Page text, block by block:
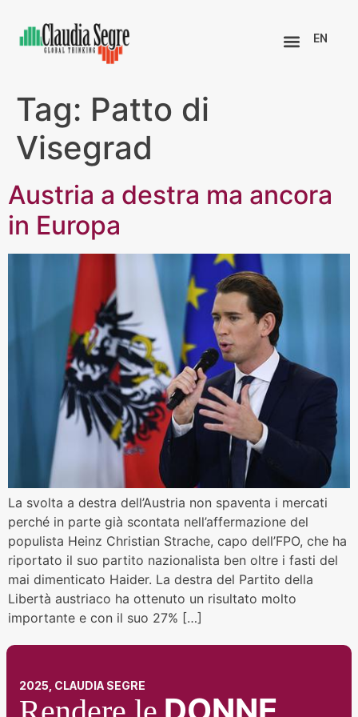
EN
Tag: Patto di
Visegrad
Austria a destra ma ancora
in Europa
La svolta a destra dell’Austria non spaventa i mercati
perché in parte già scontata nell’affermazione del
populista Heinz Christian Strache, capo dell’FPO, che ha
riportato il suo partito nazionalista ben oltre i fasti del
mai dimenticato Haider. La destra del Partito della
Libertà austriaco ha ottenuto un risultato molto
importante e con il suo 27% […]
2025, CLAUDIA SEGRE